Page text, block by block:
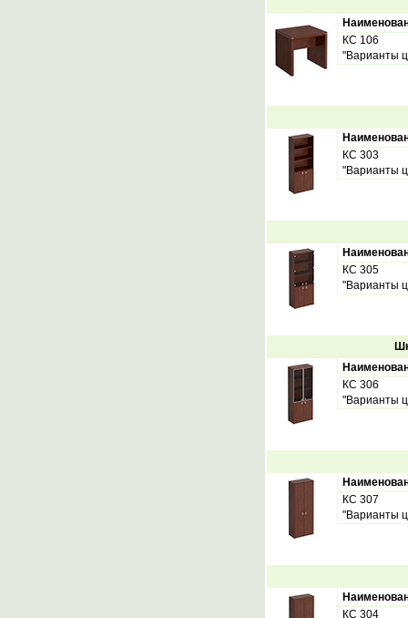
КС 106
"Варианты
КС 303
"Варианты
КС 305
"Варианты
КС 306
"Варианты
КС 307
"Варианты
КС 304